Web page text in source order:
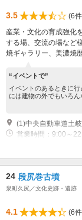
3.5
(6
産業・文化の育成強化
する場、交流の場など
焼ギャラリー、美濃焼
“イベントで”
イベントのあるときに
には建物の外でもいろん
(1)中央自動車道土
営業時間：9:00～
24 段尻巻古墳
泉町久尻／文化史跡・遺跡
4.1
(6